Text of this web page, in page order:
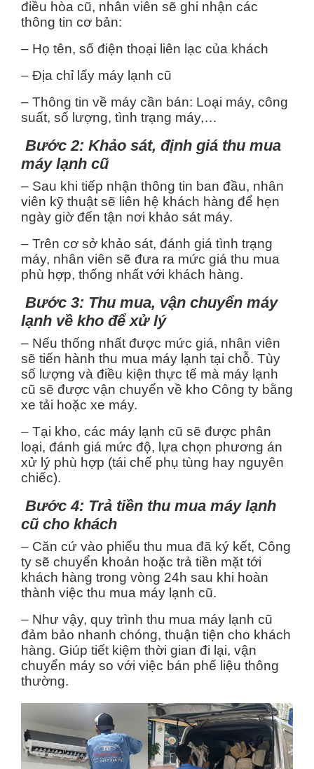
điều hòa cũ, nhân viên sẽ ghi nhận các
thông tin cơ bản:
– Họ tên, số điện thoại liên lạc của khách
– Địa chỉ lấy máy lạnh cũ
– Thông tin về máy cần bán: Loại máy, công
suất, số lượng, tình trạng máy,…
Bước 2: Khảo sát, định giá thu mua
máy lạnh cũ
– Sau khi tiếp nhận thông tin ban đầu, nhân
viên kỹ thuật sẽ liên hệ khách hàng để hẹn
ngày giờ đến tận nơi khảo sát máy.
– Trên cơ sở khảo sát, đánh giá tình trạng
máy, nhân viên sẽ đưa ra mức giá thu mua
phù hợp, thống nhất với khách hàng.
Bước 3: Thu mua, vận chuyển máy
lạnh về kho để xử lý
– Nếu thống nhất được mức giá, nhân viên
sẽ tiến hành thu mua máy lạnh tại chỗ. Tùy
số lượng và điều kiện thực tế mà máy lạnh
cũ sẽ được vận chuyển về kho Công ty bằng
xe tải hoặc xe máy.
– Tại kho, các máy lạnh cũ sẽ được phân
loại, đánh giá mức độ, lựa chọn phương án
xử lý phù hợp (tái chế phụ tùng hay nguyên
chiếc).
Bước 4: Trả tiền thu mua máy lạnh
cũ cho khách
– Căn cứ vào phiếu thu mua đã ký kết, Công
ty sẽ chuyển khoản hoặc trả tiền mặt tới
khách hàng trong vòng 24h sau khi hoàn
thành việc thu mua máy lạnh cũ.
– Như vậy, quy trình thu mua máy lạnh cũ
đảm bảo nhanh chóng, thuận tiện cho khách
hàng. Giúp tiết kiệm thời gian đi lại, vận
chuyển máy so với việc bán phế liệu thông
thường.